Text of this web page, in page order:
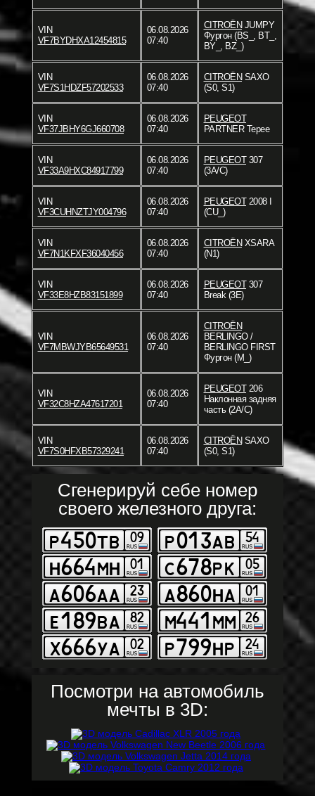
VIN
VF7BYDHXA12454815
06.08.2026
07:40
CITROËNJUMPY
Фургон (BS_, BT_,
BY_, BZ_)
VIN
VF7S1HDZF57202533
06.08.2026
07:40
CITROËNSAXO
(S0, S1)
VIN
VF37JBHY6GJ660708
06.08.2026
07:40
PEUGEOT
PARTNER Tepee
VIN
VF33A9HXC84917799
06.08.2026
07:40
PEUGEOT307
(3A/C)
VIN
VF3CUHNZTJY004796
06.08.2026
07:40
PEUGEOT2008 I
(CU_)
VIN
VF7N1KFXF36040456
06.08.2026
07:40
CITROËNXSARA
(N1)
VIN
VF33E8HZB83151899
06.08.2026
07:40
PEUGEOT307
Break (3E)
VIN
VF7MBWJYB65649531
06.08.2026
07:40
CITROËN
BERLINGO /
BERLINGO FIRST
Фургон (M_)
VIN
VF32C8HZA47617201
06.08.2026
07:40
PEUGEOT206
Наклонная задняя
часть (2A/C)
VIN
VF7S0HFXB57329241
06.08.2026
07:40
CITROËNSAXO
(S0, S1)
Сгенерируй себе номер
своего железного друга:
Посмотри на автомобиль
мечты в 3D: